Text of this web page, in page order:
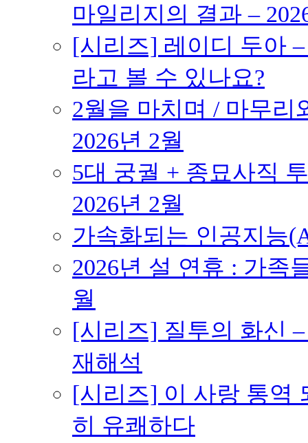
마일리지의 결과 –
[시리즈] 레이디 두아
라고 볼 수 있나요?
2월을 마치며 / 마무리
2026년 2월
5대 궁궐 + 종묘사직
2026년 2월
가속화되는 인공지능
2026년 설 연휴 : 가족
월
[시리즈] 질투의 화신
재해석
[시리즈] 이 사랑 통역
히 유쾌하다